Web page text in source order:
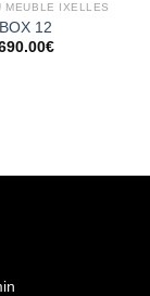
MEUBLE IXELLES
BOX 12
€